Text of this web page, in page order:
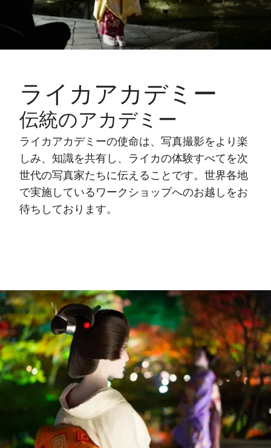
ライカアカデミー
伝統のアカデミー
ライカアカデミーの使命は、写真撮影をより楽
しみ、知識を共有し、ライカの体験すべてを次
世代の写真家たちに伝えることです。世界各地
で実施しているワークショップへのお越しをお
待ちしております。